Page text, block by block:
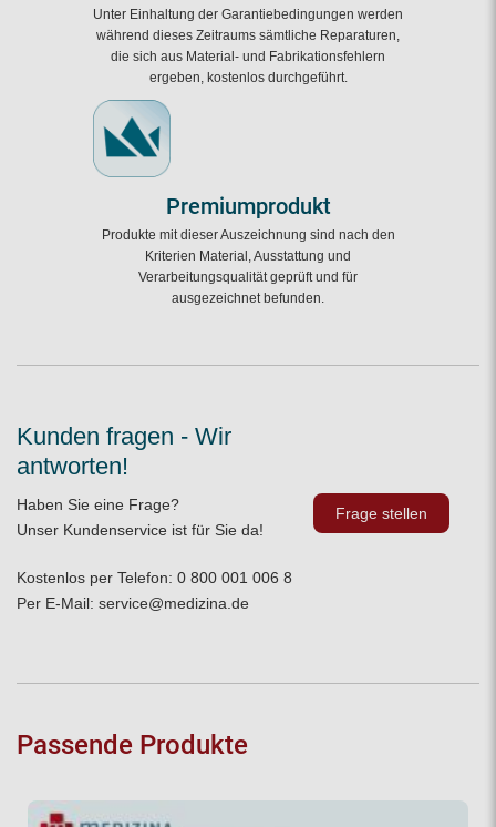
Unter Einhaltung der Garantiebedingungen werden
während dieses Zeitraums sämtliche Reparaturen,
die sich aus Material- und Fabrikationsfehlern
ergeben, kostenlos durchgeführt.
Premiumprodukt
Produkte mit dieser Auszeichnung sind nach den
Kriterien Material, Ausstattung und
Verarbeitungsqualität geprüft und für
ausgezeichnet befunden.
Kunden fragen - Wir
antworten!
Haben Sie eine Frage?
Unser Kundenservice ist für Sie da!
Kostenlos per Telefon: 0 800 001 006 8
Per E-Mail: service@medizina.de
Frage stellen
Passende Produkte